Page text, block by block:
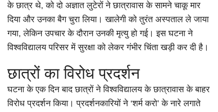
के छात्र थे, को दो अज्ञात लुटेरों ने छात्रावास के सामने चाकू मार
दिया और उनका बैग चुरा लिया। खालेगी को तुरंत अस्पताल ले जाया
गया, लेकिन उपचार के दौरान उनकी मृत्यु हो गई। इस घटना ने
विश्वविद्यालय परिसर में सुरक्षा को लेकर गंभीर चिंता खड़ी कर दी है।
छात्रों का विरोध प्रदर्शन
घटना के एक दिन बाद छात्रों ने विश्वविद्यालय के छात्रावास के बाहर
विरोध प्रदर्शन किया। प्रदर्शनकारियों ने ‘शर्म करो’ के नारे लगाते